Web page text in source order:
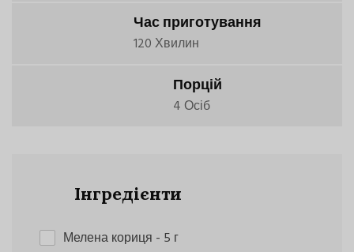
Час приготування
120 Хвилин
Порцій
4 Осіб
Інгредієнти
Мелена кориця - 5 г